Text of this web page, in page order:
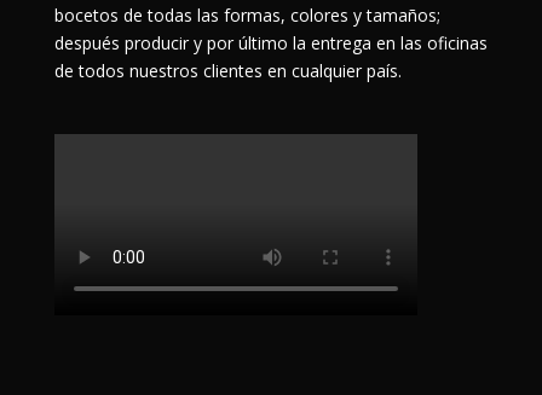
bocetos de todas las formas, colores y tamaños;
después producir y por último la entrega en las oficinas
de todos nuestros clientes en cualquier país.